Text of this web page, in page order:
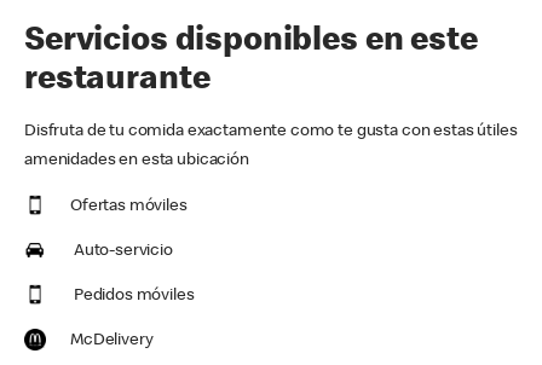
Servicios disponibles en este
restaurante
Disfruta de tu comida exactamente como te gusta con estas útiles
amenidades en esta ubicación
Ofertas móviles
Auto-servicio
Pedidos móviles
McDelivery